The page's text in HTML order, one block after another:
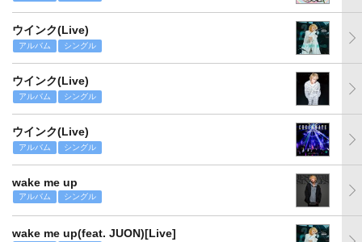
ウインク(Live)
アルバム シングル
ウインク(Live)
アルバム シングル
ウインク(Live)
アルバム シングル
wake me up
アルバム シングル
wake me up(feat. JUON)[Live]